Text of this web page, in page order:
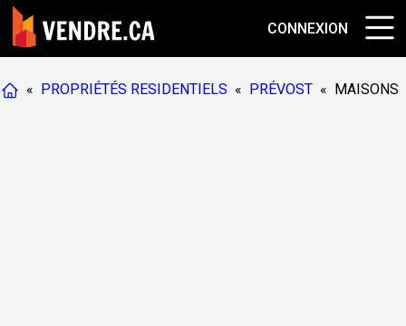
CONNEXION
« PROPRIÉTÉS RESIDENTIELS « PRÉVOST « MAISONS